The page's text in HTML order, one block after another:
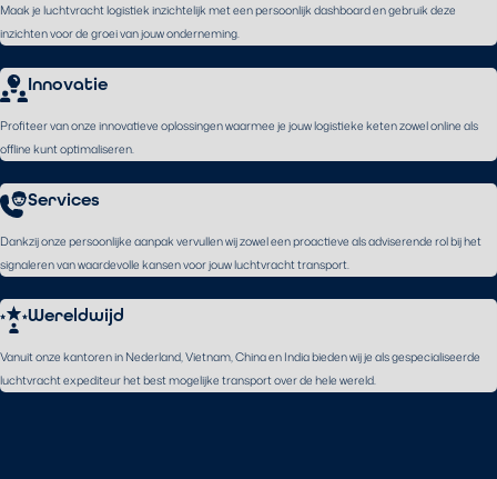
Maak je luchtvracht logistiek inzichtelijk met een persoonlijk dashboard en gebruik deze
inzichten voor de groei van jouw onderneming.
Innovatie
Profiteer van onze innovatieve oplossingen waarmee je jouw logistieke keten zowel online als
offline kunt optimaliseren.
Services
Dankzij onze persoonlijke aanpak vervullen wij zowel een proactieve als adviserende rol bij het
signaleren van waardevolle kansen voor jouw luchtvracht transport.
Wereldwijd
Vanuit onze kantoren in Nederland, Vietnam, China en India bieden wij je als gespecialiseerde
luchtvracht expediteur het best mogelijke transport over de hele wereld.